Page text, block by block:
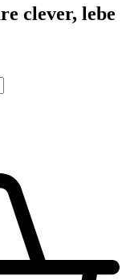
clever, lebe